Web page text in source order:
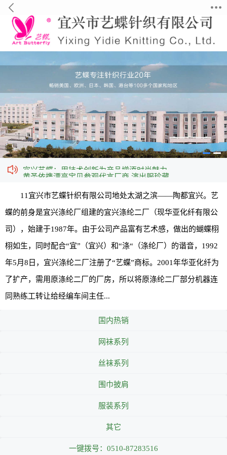
宜兴艺蝶：用技术创新为产品增添时尚魅力
黄圣依携漂亮宝贝参观代言厂商 演出服珍藏
11宜兴市艺蝶针织有限公司地处太湖之滨——陶都宜兴。艺
蝶的前身是宜兴涤纶厂组建的宜兴涤纶二厂（现华亚化纤有限公
司），始建于1987年。由于公司产品富有艺术感，做出的蝴蝶栩
栩如生，同时配合“宜”（宜兴）和“涤“（涤纶厂）的谐音，1992
年5月8日，宜兴涤纶二厂注册了“艺蝶”商标。2001年华亚化纤为
了扩产，需用原涤纶二厂的厂房，所以将原涤纶二厂部分机器连
同熟练工转让给经编车间主任...
国内热销
网袜系列
丝袜系列
围巾披肩
服装系列
其它
一键拨号：0510-87283516